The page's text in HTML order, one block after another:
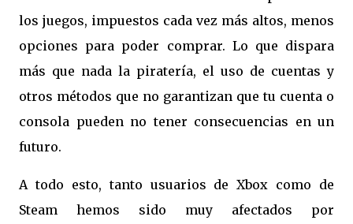
los juegos, impuestos cada vez más altos, menos
opciones para poder comprar. Lo que dispara
más que nada la piratería, el uso de cuentas y
otros métodos que no garantizan que tu cuenta o
consola pueden no tener consecuencias en un
futuro.
A todo esto, tanto usuarios de Xbox como de
Steam hemos sido muy afectados por